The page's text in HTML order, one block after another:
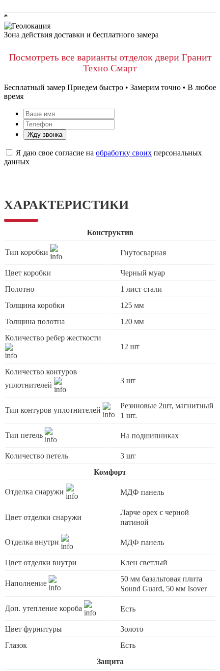
*
Зона действия доставки и бесплатного замера
Посмотреть все варианты отделок двери Гранит
Техно Смарт
Бесплатный замер Приедем быстро • Замерим точно • В любое
время
Жду звонка
Я даю свое согласие на обработку своих персональных
данных
ХАРАКТЕРИСТИКИ
Конструктив
Тип коробки Гнутосварная
Цвет коробки
Черный муар
Полотно
1 лист стали
Толщина коробки
125 мм
Толщина полотна
120 мм
Количество ребер жесткости
12 шт
Количество контуров
уплотнителей
3 шт
Тип контуров уплотнителей
Резиновые 2шт, магнитный
1 шт.
Тип петель На подшипниках
Количество петель
3 шт
Комфорт
Отделка снаружи МДФ панель
Цвет отделки снаружи
Ларче орех с черной
патиной
Отделка внутри МДФ панель
Цвет отделки внутри Клен светлый
Наполнение
50 мм базальтовая плита
Sound Guard, 50 мм Isover
Доп. утепление короба Есть
Цвет фурнитуры
Золото
Глазок
Есть
Защита